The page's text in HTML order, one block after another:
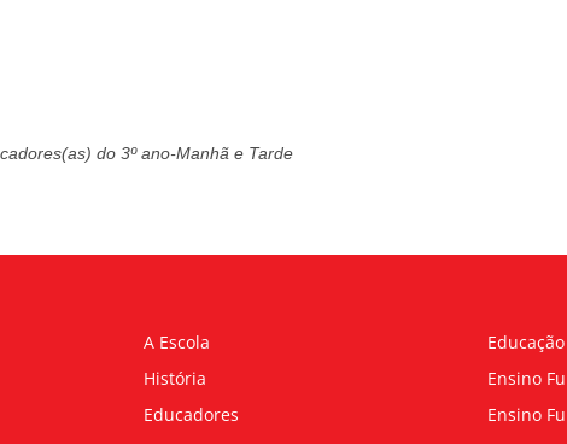
do 3º ano-Manhã e Tarde
A Escola
História
Educadores
Ensino
Ensino